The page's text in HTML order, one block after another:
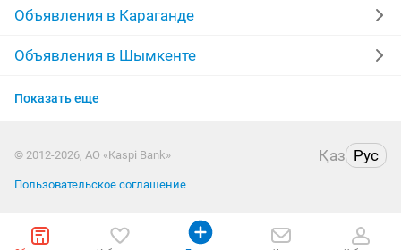
отделочные работы квартир
отделочные работы требуется
строительные и отделочные работы
Объявления в Караганде
Объявления в Шымкенте
Объявления в Усть-Каменогорске
Объявления в Павлодаре
Показать еще
© 2012-2026, АО «Kaspi Bank» Қаз Рус
Пользовательское соглашение